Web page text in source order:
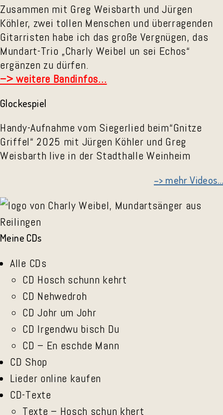
Zusammen mit Greg Weisbarth und Jürgen
Köhler, zwei tollen Menschen und überragenden
Gitarristen habe ich das große Vergnügen, das
Mundart-Trio „Charly Weibel un sei Echos“
ergänzen zu dürfen.
–> weitere Bandinfos…
Glockespiel
Handy-Aufnahme vom Siegerlied beim“Gnitze
Griffel“ 2025 mit Jürgen Köhler und Greg
Weisbarth live in der Stadthalle Weinheim
–> mehr Videos…
Meine CDs
Alle CDs
CD Hosch schunn kehrt
CD Nehwedroh
CD Johr um Johr
CD Irgendwu bisch Du
CD – En eschde Mann
CD Shop
Lieder online kaufen
CD-Texte
Texte – Hosch schun khert